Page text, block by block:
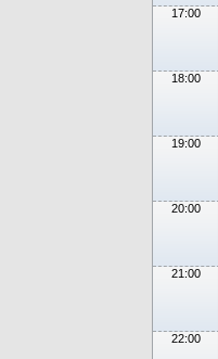
17:00
18:00
19:00
20:00
21:00
22:00